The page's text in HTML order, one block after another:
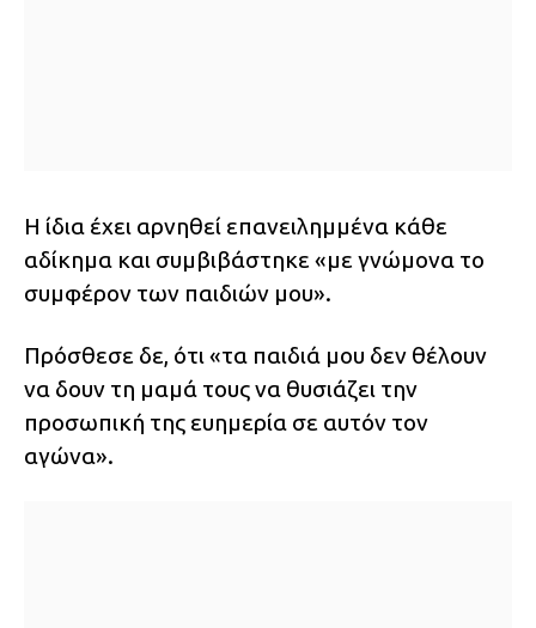
Η ίδια έχει αρνηθεί επανειλημμένα κάθε
αδίκημα και συμβιβάστηκε «με γνώμονα το
συμφέρον των παιδιών μου».
Πρόσθεσε δε, ότι «τα παιδιά μου δεν θέλουν
να δουν τη μαμά τους να θυσιάζει την
προσωπική της ευημερία σε αυτόν τον
αγώνα».